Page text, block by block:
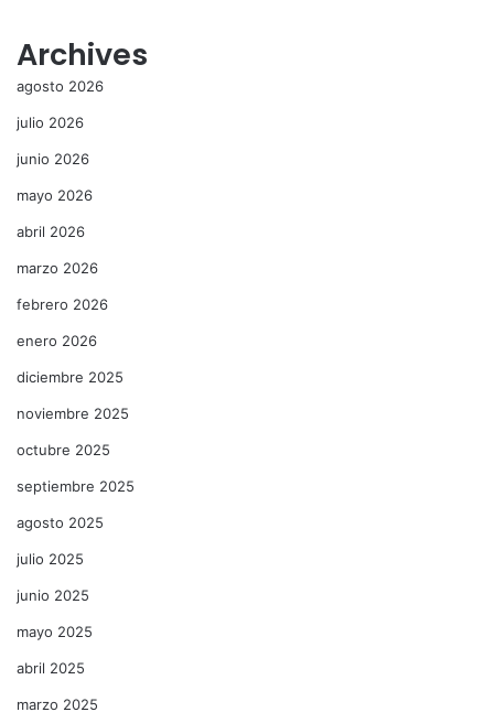
Archives
agosto 2026
julio 2026
junio 2026
mayo 2026
abril 2026
marzo 2026
febrero 2026
enero 2026
diciembre 2025
noviembre 2025
octubre 2025
septiembre 2025
agosto 2025
julio 2025
junio 2025
mayo 2025
abril 2025
marzo 2025